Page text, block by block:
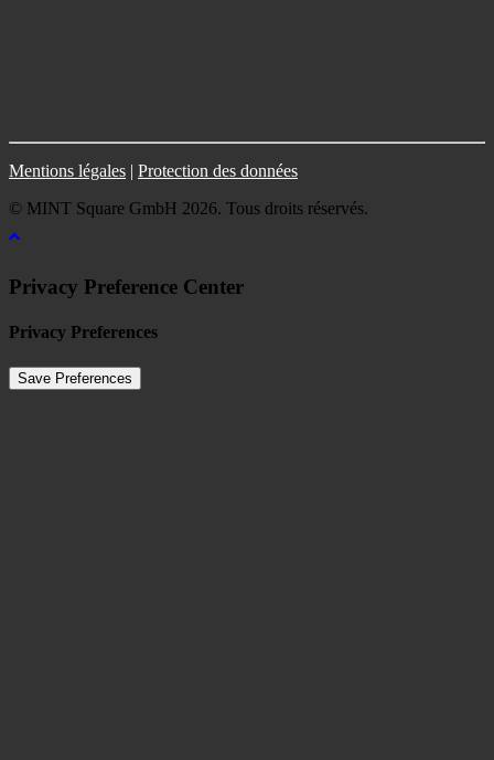
Mentions légales | Protection des données
© MINT Square GmbH 2026. Tous droits réservés.
Privacy Preference Center
Privacy Preferences